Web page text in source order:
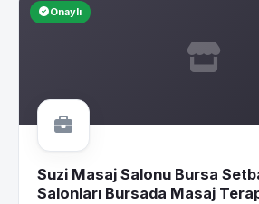
Onaylı
Suzi Masaj Salonu Bursa
Salonları Bursada Masaj